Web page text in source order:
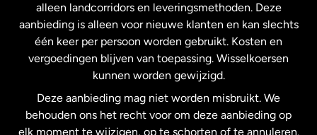
Maleisië
Nederland
Nieuw-Zeeland
alleen landcorridors en leveringsmethoden. Deze
aanbieding is alleen voor nieuwe klanten en kan slechts
één keer per persoon worden gebruikt. Kosten en
vergoedingen blijven van toepassing. Wisselkoersen
kunnen worden gewijzigd.
Deze aanbieding mag niet worden misbruikt. We
behouden ons het recht voor om deze aanbieding op
elk moment te wijzigen, op te schorten of te annuleren.